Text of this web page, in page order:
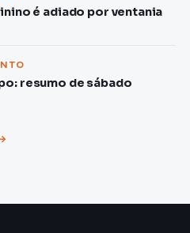
é adiado por ventania
resumo de sábado